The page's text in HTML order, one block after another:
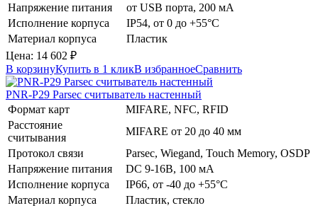
Напряжение питания
от USB порта, 200 мА
Исполнение корпуса
IP54, от 0 до +55°C
Материал корпуса
Пластик
Цена: 14 602 ₽
В корзинуКупить в 1 кликВ избранноеСравнить
PNR-P29 Parsec считыватель настенный
Формат карт
MIFARE, NFC, RFID
Расстояние
считывания
MIFARE от 20 до 40 мм
Протокол связи
Parsec, Wiegand, Touch Memory, OSDP
Напряжение питания
DC 9-16В, 100 мА
Исполнение корпуса
IP66, от -40 до +55°C
Материал корпуса
Пластик, стекло